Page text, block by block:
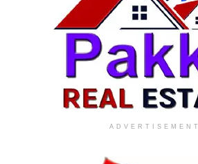
ADVERTISEMENT